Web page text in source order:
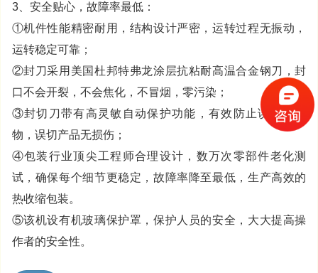
3、安全贴心，故障率最低：
①机件性能精密耐用，结构设计严密，运转过程无振动，
运转稳定可靠；
②封刀采用美国杜邦特弗龙涂层抗粘耐高温合金钢刀，封
口不会开裂，不会焦化，不冒烟，零污染；
③封切刀带有高灵敏自动保护功能，有效防止误切包装
物，误切产品无损伤；
④包装行业顶尖工程师合理设计，数万次零部件老化测
试，确保每个细节更稳定，故障率降至最低，生产高效的
热收缩包装。
⑤该机设有机玻璃保护罩，保护人员的安全，大大提高操
作者的安全性。